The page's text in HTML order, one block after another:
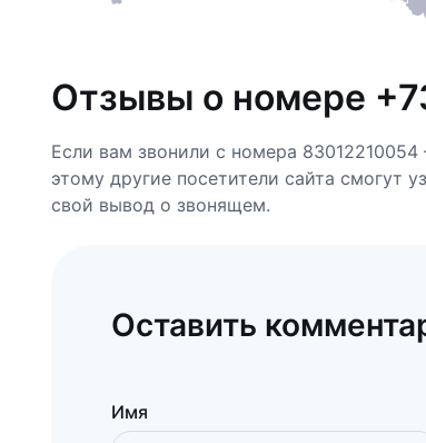
Отзывы о номере
Если вам звонили с номера
этому другие посетители сайта смогут
свой вывод о звонящем.
Оставить
Имя